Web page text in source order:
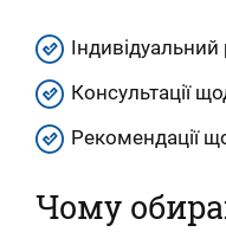
Консультації
Рекомендації
Чому